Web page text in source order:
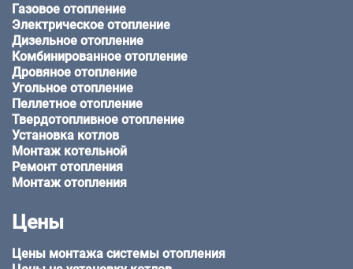
Газовое отопление
Электрическое отопление
Дизельное отопление
Комбинированное отопление
Дровяное отопление
Угольное отопление
Пеллетное отопление
Твердотопливное отопление
Установка котлов
Монтаж котельной
Ремонт отопления
Монтаж отопления
Цены
Цены монтажа системы отопления